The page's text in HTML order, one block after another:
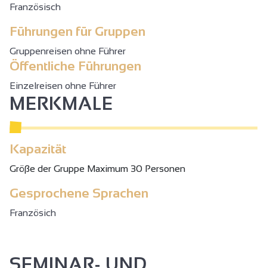
Französisch
Führungen für Gruppen
Gruppenreisen ohne Führer
Öffentliche Führungen
Einzelreisen ohne Führer
MERKMALE
Kapazität
Gröβe der Gruppe Maximum 30 Personen
Gesprochene Sprachen
Französich
SEMINAR- UND